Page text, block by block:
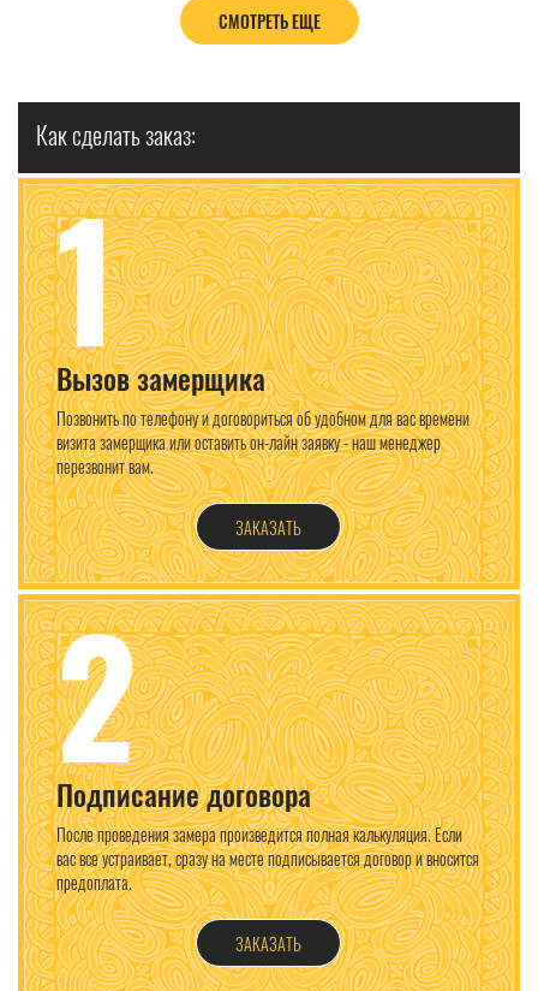
СМОТРЕТЬ ЕЩЕ
Как сделать заказ:
1
Вызов замерщика
Позвонить по телефону и договориться об удобном для вас времени
визита замерщика или оставить он-лайн заявку - наш менеджер
перезвонит вам.
ЗАКАЗАТЬ
2
Подписание договора
После проведения замера произведится полная калькуляция. Если
вас все устраивает, сразу на месте подписывается договор и вносится
предоплата.
ЗАКАЗАТЬ